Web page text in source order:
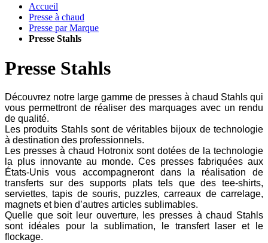
Accueil
Presse à chaud
Presse par Marque
Presse Stahls
Presse Stahls
Découvrez notre large gamme de presses à chaud Stahls qui
vous permettront de réaliser des marquages avec un rendu
de qualité.
Les produits Stahls sont de véritables bijoux de technologie
à destination des professionnels.
Les presses à chaud Hotronix sont dotées de la technologie
la plus innovante au monde. Ces presses fabriquées aux
États-Unis vous accompagneront dans la réalisation de
transferts sur des supports plats tels que des tee-shirts,
serviettes, tapis de souris, puzzles, carreaux de carrelage,
magnets et bien d’autres articles sublimables.
Quelle que soit leur ouverture, les presses à chaud Stahls
sont idéales pour la sublimation, le transfert laser et le
flockage.